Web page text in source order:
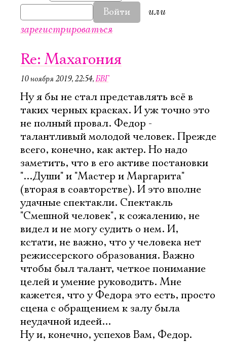
Войти
или
зарегистрироваться
Re: Махагония
10 ноября 2019, 22:54,БВГ
Ну я бы не стал представлять всё в
таких черных красках. И уж точно это
не полный провал. Федор -
талантливый молодой человек. Прежде
всего, конечно, как актер. Но надо
заметить, что в его активе постановки
"...Души" и "Мастер и Маргарита"
(вторая в соавторстве). И это вполне
удачные спектакли. Спектакль
"Смешной человек", к сожалению, не
видел и не могу судить о нем. И,
кстати, не важно, что у человека нет
режиссерского образования. Важно
чтобы был талант, четкое понимание
целей и умение руководить. Мне
кажется, что у Федора это есть, просто
сцена с обращением к залу была
неудачной идеей...
Ну и, конечно, успехов Вам, Федор.